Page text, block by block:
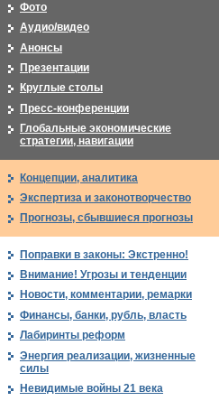
Фото
Аудио/видео
Анонсы
Презентации
Круглые столы
Пресс-конференции
Глобальные экономические
стратегии, навигации
Концепции, аналитика
Экспертиза и законотворчество
Прогнозы, сбывшиеся прогнозы
Поправки в законы: Экстренно!
Внимание! Угрозы и тенденции
Новости, комментарии, ремарки
Финансы, банки, рубль, власть
Лабиринты реформ
Энергия реализации, жизненные
силы
Невидимые войны 21 века